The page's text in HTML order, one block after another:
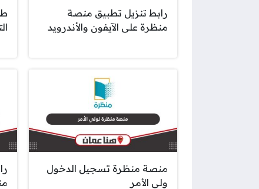
رابط تنزيل تطبيق منصة
منظرة على الآيفون والأندرويد
منصة منظرة تسجيل الدخول
ولي الأمر